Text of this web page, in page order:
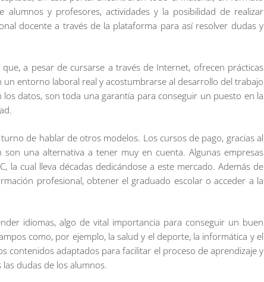
y profesores, actividades y la posibilidad de realizar
docente a través de la plataforma para así resolver dudas y
a pesar de cursarse a través de Internet, ofrecen prácticas
entorno laboral real y acostumbrarse al desarrollo del trabajo
datos, son toda una garantía para conseguir un puesto en la
de hablar de otros modelos. Los cursos de pago, gracias al
una alternativa a tener muy en cuenta. Algunas empresas
la cual lleva décadas dedicándose a este mercado. Además de
profesional, obtener el graduado escolar o acceder a la
idiomas, algo de vital importancia para conseguir un buen
como, por ejemplo, la salud y el deporte, la informática y el
contenidos adaptados para facilitar el proceso de aprendizaje y
dudas de los alumnos.